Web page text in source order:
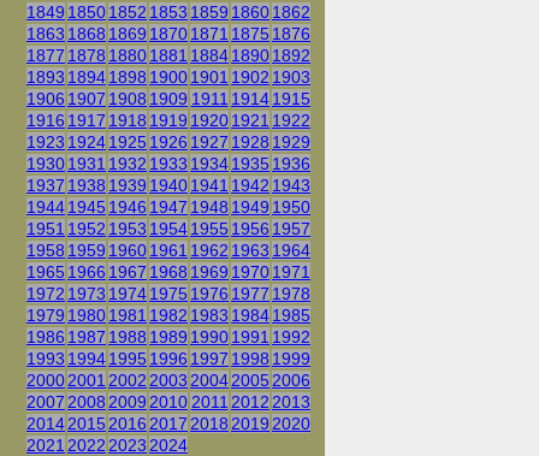
1849 18501852 1853 1859 18601862
1863 1868 1869 18701871 1875 1876
1877 1878 18801881 188418901892
1893 18941898 19001901 1902 1903
1906 1907 1908 1909 1911 19141915
1916 1917 1918 1919 19201921 1922
1923 19241925 1926 1927 1928 1929
19301931 1932 1933 19341935 1936
1937 1938 1939 19401941 1942 1943
19441945 1946 1947 1948 1949 1950
1951 1952 1953 19541955 1956 1957
1958 1959 19601961 1962 1963 1964
1965 1966 1967 1968 1969 19701971
1972 1973 19741975 1976 1977 1978
1979 19801981 1982 1983 19841985
1986 1987 1988 1989 19901991 1992
1993 19941995 1996 1997 1998 1999
20002001 2002 2003 20042005 2006
2007 2008 2009 2010 2011 2012 2013
20142015 2016 2017 2018 2019 2020
2021 2022 2023 2024